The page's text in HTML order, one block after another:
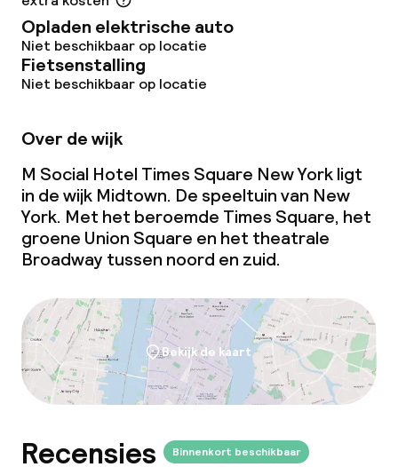
Opladen elektrische auto
Niet beschikbaar op locatie
Fietsenstalling
Niet beschikbaar op locatie
Over de wijk
M Social Hotel Times Square New York ligt
in de wijk Midtown. De speeltuin van New
York. Met het beroemde Times Square, het
groene Union Square en het theatrale
Broadway tussen noord en zuid.
Bekijk de kaart
Recensies Binnenkort beschikbaar